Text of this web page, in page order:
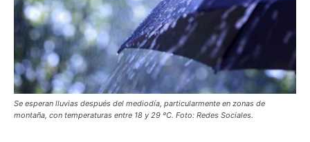
Se esperan lluvias después del mediodía, particularmente en zonas de
montaña, con temperaturas entre 18 y 29 ºC. Foto: Redes Sociales.